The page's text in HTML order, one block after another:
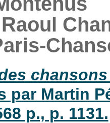
par Martin
p., p. 1131.